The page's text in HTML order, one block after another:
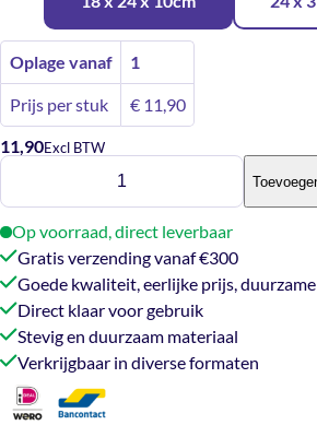
Oplage vanaf 1
Prijs per stuk €11,90
11,90Excl BTW
Cadeautassen
lines
aantal
Op voorraad, direct leverbaar
Gratis verzending vanaf €300
Goede kwaliteit, eerlijke prijs,
Direct klaar voor gebruik
Stevig en duurzaam materiaal
Verkrijgbaar in diverse formaten